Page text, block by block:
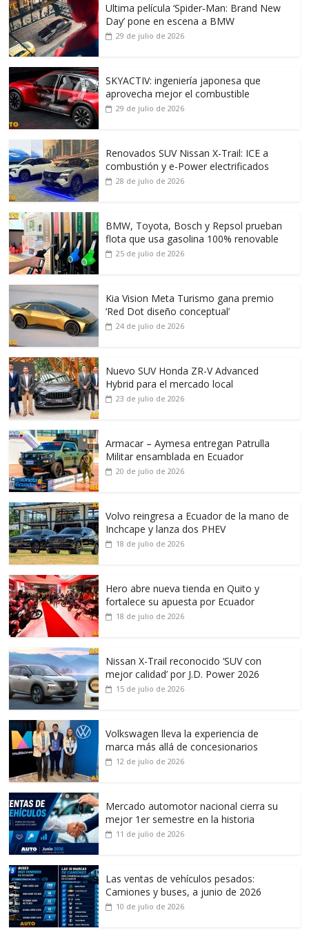
Ultima película ‘Spider‑Man: Brand New
Day’ pone en escena a BMW
29 de julio de 2026
SKYACTIV: ingeniería japonesa que
aprovecha mejor el combustible
29 de julio de 2026
Renovados SUV Nissan X-Trail: ICE a
combustión y e-Power electrificados
28 de julio de 2026
BMW, Toyota, Bosch y Repsol prueban
flota que usa gasolina 100% renovable
25 de julio de 2026
Kia Vision Meta Turismo gana premio
‘Red Dot diseño conceptual’
24 de julio de 2026
Nuevo SUV Honda ZR-V Advanced
Hybrid para el mercado local
23 de julio de 2026
Armacar – Aymesa entregan Patrulla
Militar ensamblada en Ecuador
20 de julio de 2026
Volvo reingresa a Ecuador de la mano de
Inchcape y lanza dos PHEV
18 de julio de 2026
Hero abre nueva tienda en Quito y
fortalece su apuesta por Ecuador
18 de julio de 2026
Nissan X-Trail reconocido ‘SUV con
mejor calidad’ por J.D. Power 2026
15 de julio de 2026
Volkswagen lleva la experiencia de
marca más allá de concesionarios
12 de julio de 2026
Mercado automotor nacional cierra su
mejor 1er semestre en la historia
11 de julio de 2026
Las ventas de vehículos pesados:
Camiones y buses, a junio de 2026
10 de julio de 2026